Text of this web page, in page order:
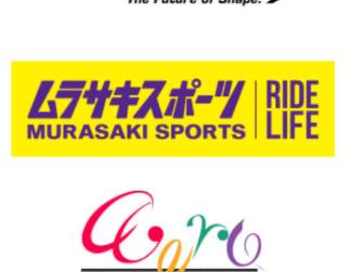
wanda
予報士 hiro.
chappy